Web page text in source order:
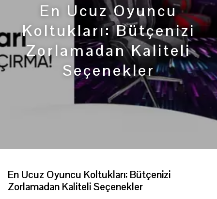
En Ucuz Oyuncu
Koltukları: Bütçenizi
Zorlamadan Kaliteli
Seçenekler
En Ucuz Oyuncu Koltukları: Bütçenizi
Zorlamadan Kaliteli Seçenekler